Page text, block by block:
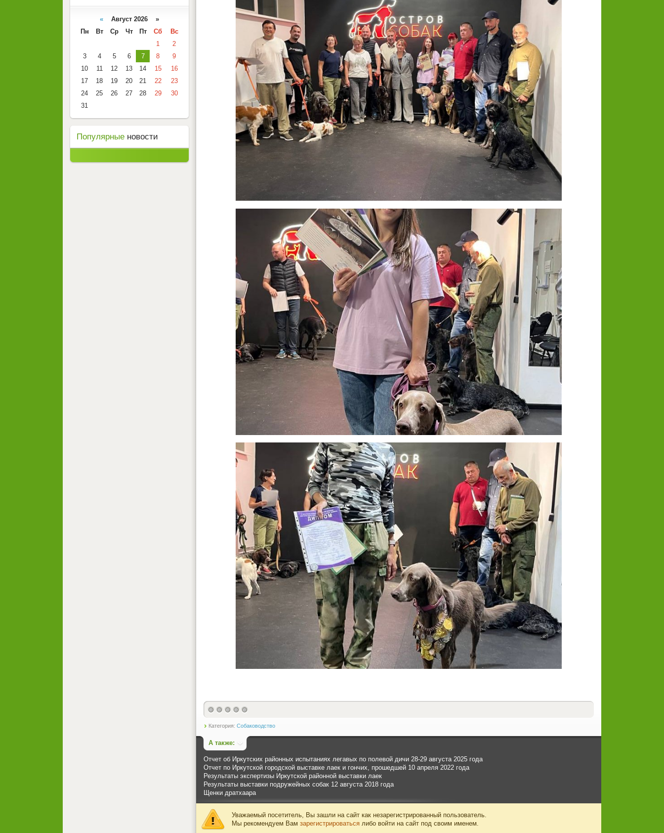
Категория: Собаководство
А также:
Отчет об Иркутских районных испытаниях легавых по полевой дичи 28-29 августа 2025 года
Отчет по Иркутской городской выставке лаек и гончих, прошедшей 10 апреля 2022 года
Результаты экспертизы Иркутской районной выставки лаек
Результаты выставки подружейных собак 12 августа 2018 года
Щенки дратхаара
Уважаемый посетитель, Вы зашли на сайт как незарегистрированный пользователь.
Мы рекомендуем Вам зарегистрироваться либо войти на сайт под своим именем.
« Август 2026 »
Пн
Вт Ср Чт Пт Сб
Вс
1
2
3
4 5 6 7 8
9
10
11 12 13 14 15
16
17
18 19 20 21 22
23
24
25 26 27 28 29
30
31
Популярные новости